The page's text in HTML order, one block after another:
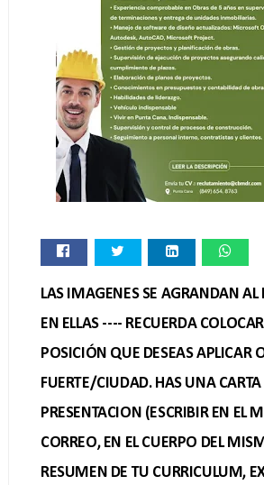
LAS IMAGENES SE AGRANDAN AL
EN ELLAS ---- RECUERDA
POSICIÓN QUE DESEAS APLICAR
FUERTE/CIUDAD. HAS UNA CARTA
PRESENTACION (ESCRIBIR EN EL
CORREO, EN EL CUERPO DEL
RESUMEN DE TU CURRICULUM,